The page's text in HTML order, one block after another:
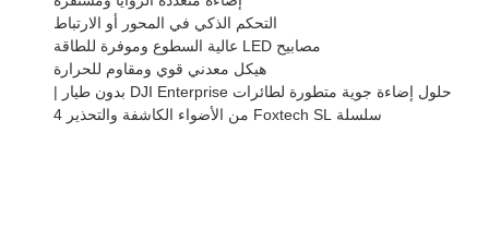
التحكم الذكي في المحور أو الارتباط
مصابيح LED عالية السطوع وموفرة للطاقة
هيكل معدني قوي ومقاوم للحرارة